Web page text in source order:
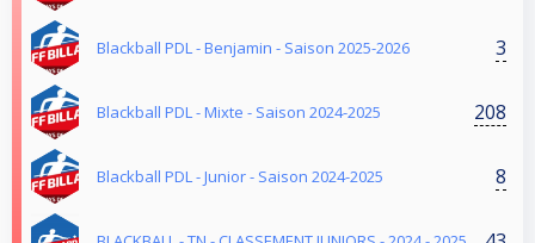
Blackball PDL - Benjamin - Saison 2025-2026 3
Blackball PDL - Mixte - Saison 2024-2025 208
Blackball PDL - Junior - Saison 2024-2025 8